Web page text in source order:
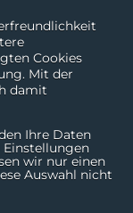
Cookies
Mit der
damit
Ihre Daten
wir nur einen
Auswahl nicht